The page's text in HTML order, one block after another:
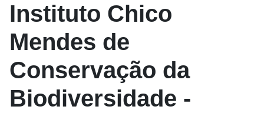
Instituto Chico
Mendes de
Conservação da
Biodiversidade -